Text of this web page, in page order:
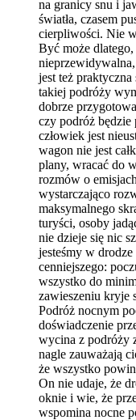
na granicy snu i
światła, czasem
cierpliwości. Nie
Być może
jest też
takiej podróży
dobrze
czy podróż będzie
człowiek jest
wagon nie jest
plany, wracać do
rozmów o
wystarczająco
maksymalnego
turyści, osoby
nie dzieje się nic
jesteśmy w
cenniejszego:
wszystko do
zawieszeniu kryje
Podróż nocnym
doświadczenie
wycina z podróży
nagle zauważają
że wszystko
On nie udaje, że
oknie i wie, że
wspomina nocne